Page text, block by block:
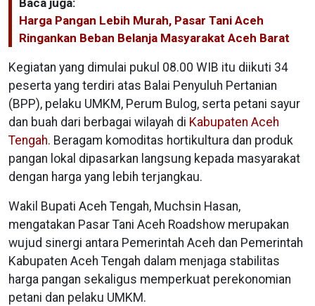
Baca juga:
Harga Pangan Lebih Murah, Pasar Tani Aceh
Ringankan Beban Belanja Masyarakat Aceh Barat
Kegiatan yang dimulai pukul 08.00 WIB itu diikuti 34
peserta yang terdiri atas Balai Penyuluh Pertanian
(BPP), pelaku UMKM, Perum Bulog, serta petani sayur
dan buah dari berbagai wilayah di Kabupaten Aceh
Tengah. Beragam komoditas hortikultura dan produk
pangan lokal dipasarkan langsung kepada masyarakat
dengan harga yang lebih terjangkau.
Wakil Bupati Aceh Tengah, Muchsin Hasan,
mengatakan Pasar Tani Aceh Roadshow merupakan
wujud sinergi antara Pemerintah Aceh dan Pemerintah
Kabupaten Aceh Tengah dalam menjaga stabilitas
harga pangan sekaligus memperkuat perekonomian
petani dan pelaku UMKM.